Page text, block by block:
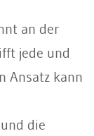
an der
jede und
Ansatz kann
die